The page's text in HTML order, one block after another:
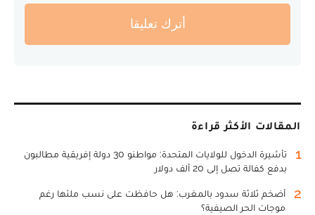
أترك تعليقا
المقالات الأكثر قراءة
1
تأشيرة الدخول للولايات المتحدة: مواطنو 30 دولة إفريقية مطالبون
بدفع كفالة تصل إلى 20 ألف دولار
2
أضخم ثلاثة سدود بالمغرب: هل حافظت على نسب ملئها رغم
موجات الحر الصيفية؟